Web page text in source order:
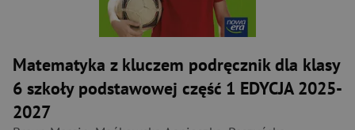
Matematyka z kluczem podręcznik dla klasy
6 szkoły podstawowej część 1 EDYCJA 2025-
2027